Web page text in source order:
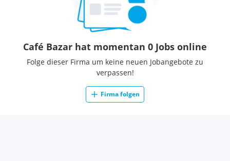
Café Bazar hat momentan 0 Jobs online
Folge dieser Firma um keine neuen Jobangebote zu
verpassen!
Firma folgen